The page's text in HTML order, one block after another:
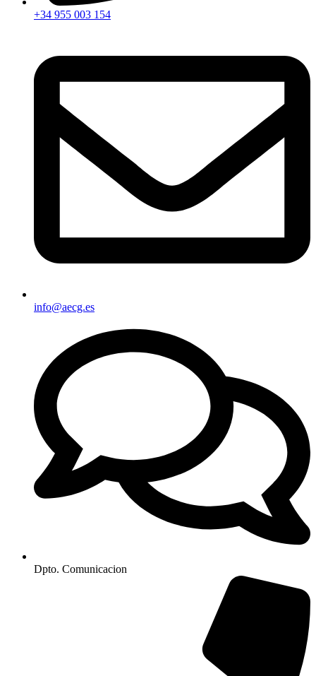
+34 955 003 154
info@aecg.es
Dpto. Comunicacion